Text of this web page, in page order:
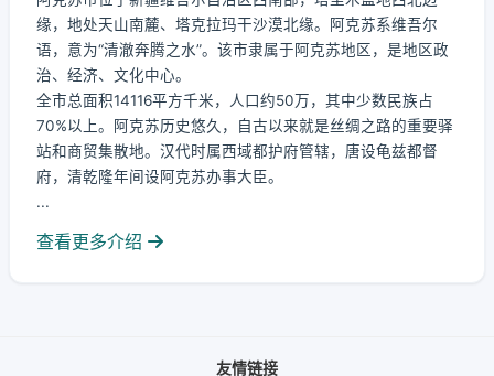
缘，地处天山南麓、塔克拉玛干沙漠北缘。阿克苏系维吾尔
语，意为“清澈奔腾之水”。该市隶属于阿克苏地区，是地区政
治、经济、文化中心。
全市总面积14116平方千米，人口约50万，其中少数民族占
70%以上。阿克苏历史悠久，自古以来就是丝绸之路的重要驿
站和商贸集散地。汉代时属西域都护府管辖，唐设龟兹都督
府，清乾隆年间设阿克苏办事大臣。
...
查看更多介绍
友情链接